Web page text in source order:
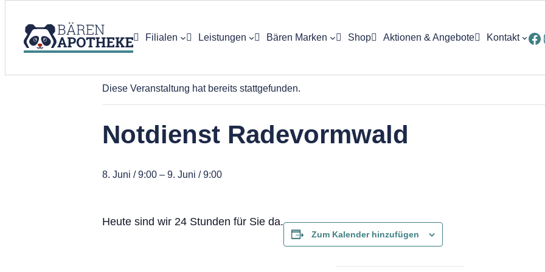
Filialen Leistungen
App-Bestellung
Botendienst
Bären Marken Shop Aktionen & Angebote Kontakt
« Alle Veranstaltungen
Diese Veranstaltung hat bereits stattgefunden.
Notdienst Radevormwald
8. Juni / 9:00 – 9. Juni / 9:00
Heute sind wir 24 Stunden für Sie da.
Zum Kalender hinzufügen